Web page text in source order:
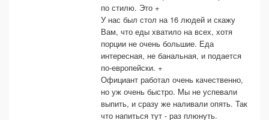
по стилю. Это +
У нас был стол на 16 людей и скажу
Вам, что еды хватило на всех, хотя
порции не очень большие. Еда
интересная, не банальная, и подается
по-европейски. +
Официант работал очень качественно,
но уж очень быстро. Мы не успевали
выпить, и сразу же наливали опять. Так
что напиться тут - раз плюнуть.